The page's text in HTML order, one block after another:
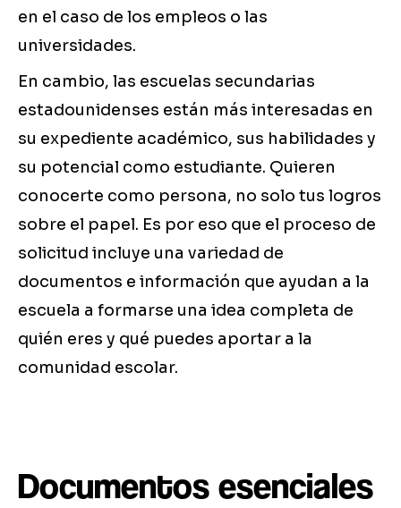
en el caso de los empleos o las
universidades.
En cambio, las escuelas secundarias
estadounidenses están más interesadas en
su expediente académico, sus habilidades y
su potencial como estudiante. Quieren
conocerte como persona, no solo tus logros
sobre el papel. Es por eso que el proceso de
solicitud incluye una variedad de
documentos e información que ayudan a la
escuela a formarse una idea completa de
quién eres y qué puedes aportar a la
comunidad escolar.
Documentos esenciales